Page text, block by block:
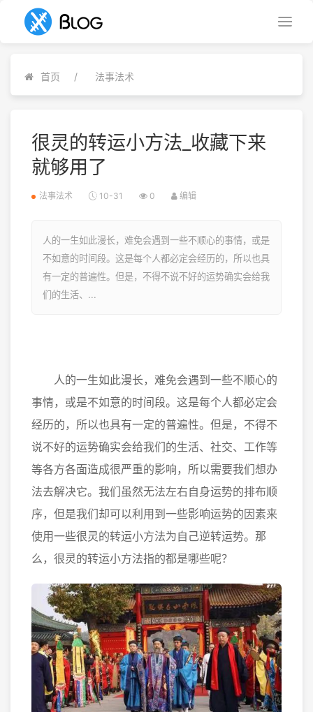
首页 法事法术
很灵的转运小方法_收藏下来
就够用了
法事法术 10-31 0 编辑
人的一生如此漫长，难免会遇到一些不顺心的事情，或是
不如意的时间段。这是每个人都必定会经历的，所以也具
有一定的普遍性。但是，不得不说不好的运势确实会给我
们的生活、...
人的一生如此漫长，难免会遇到一些不顺心的
事情，或是不如意的时间段。这是每个人都必定会
经历的，所以也具有一定的普遍性。但是，不得不
说不好的运势确实会给我们的生活、社交、工作等
等各方各面造成很严重的影响，所以需要我们想办
法去解决它。我们虽然无法左右自身运势的排布顺
序，但是我们却可以利用到一些影响运势的因素来
使用一些很灵的转运小方法为自己逆转运势。那
么，很灵的转运小方法指的都是哪些呢？